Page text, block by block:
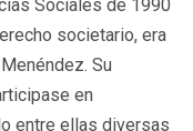
Sociales de 1990
societario, era
Su
en
entre ellas diversas